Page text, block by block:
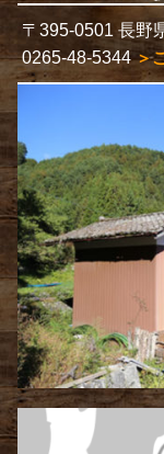
〒395-0501 長野
0265-48-5344＞